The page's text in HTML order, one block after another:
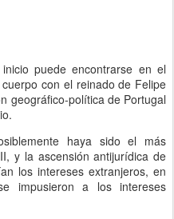
puede encontrarse en el
con el reinado de Felipe
geográfico-política de Portugal
haya sido el más
y la ascensión antijurídica de
los intereses extranjeros, en
impusieron a los intereses